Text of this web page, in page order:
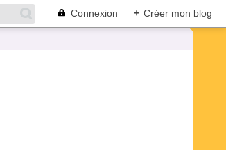
Connexion + Créer mon blog